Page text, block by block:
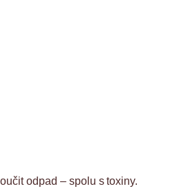
odpad – spolu s toxiny.